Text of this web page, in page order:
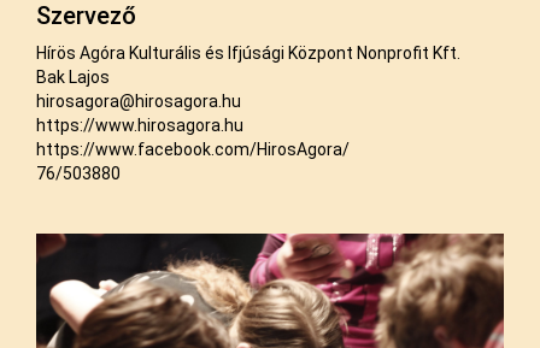
Szervező
Hírös Agóra Kulturális és Ifjúsági Központ Nonprofit Kft.
Bak Lajos
hirosagora@hirosagora.hu
https://www.hirosagora.hu
https://www.facebook.com/HirosAgora/
76/503880